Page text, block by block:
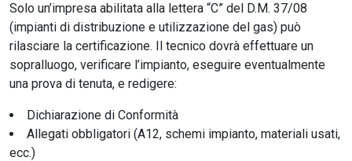
Solo un’impresa abilitata alla lettera “C” del D.M. 37/08
(impianti di distribuzione e utilizzazione del gas) può
rilasciare la certificazione. Il tecnico dovrà effettuare un
sopralluogo, verificare l’impianto, eseguire eventualmente
una prova di tenuta, e redigere:
Dichiarazione di Conformità
Allegati obbligatori (A12, schemi impianto, materiali usati,
ecc.)